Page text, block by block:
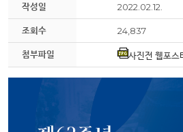
작성일 2022.02.12.
조회수 24,837
첨부파일 사진전 웹포